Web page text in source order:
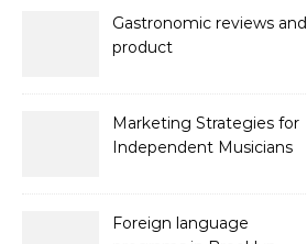
Gastronomic reviews and
product
Marketing Strategies for
Independent Musicians
Foreign language